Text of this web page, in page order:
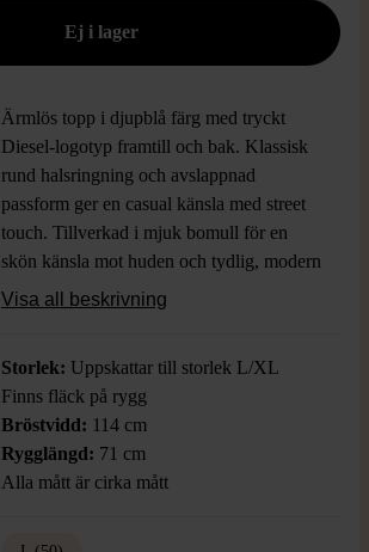
Ärmlös topp i djupblå färg med tryckt
Diesel-logotyp framtill och bak. Klassisk
rund halsringning och avslappnad
passform ger en casual känsla med street
touch. Tillverkad i mjuk bomull för en
skön känsla mot huden och tydlig, modern
stil.
Visa all beskrivning
Storlek: Uppskattar till storlek L/XL
Finns fläck på rygg
Bröstvidd: 114 cm
Rygglängd: 71 cm
Alla mått är cirka mått